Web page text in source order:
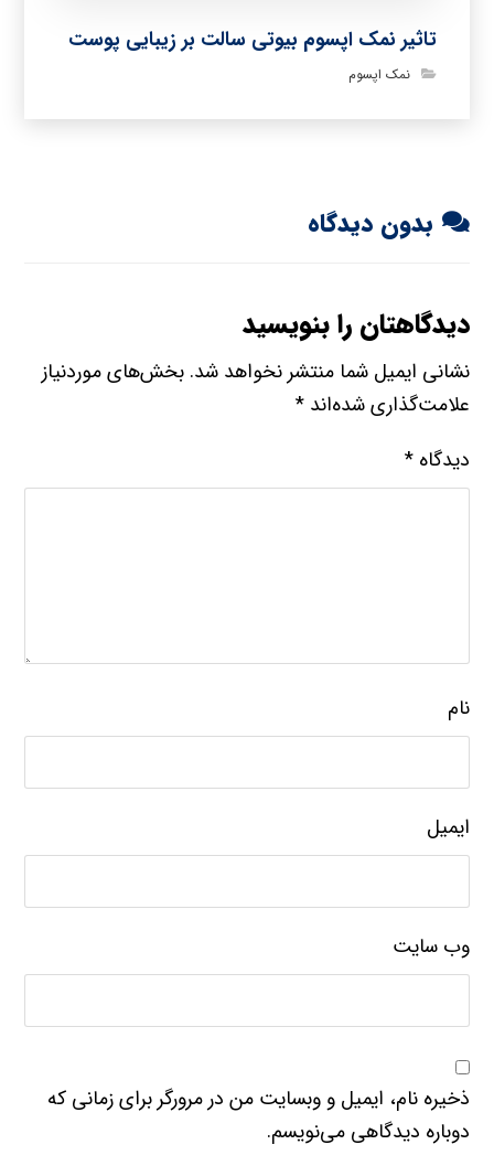
تاثیر نمک اپسوم بیوتی سالت بر زیبایی پوست
نمک اپسوم
بدون دیدگاه
دیدگاهتان را بنویسید
نشانی ایمیل شما منتشر نخواهد شد. بخش‌های موردنیاز
علامت‌گذاری شده‌اند*
دیدگاه*
نام
ایمیل
وب‌ سایت
ذخیره نام، ایمیل و وبسایت من در مرورگر برای زمانی که
دوباره دیدگاهی می‌نویسم.